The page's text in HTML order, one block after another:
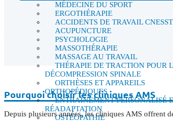
MÉDECINE DU SPORT
ERGOTHÉRAPIE
ACCIDENTS DE TRAVAIL CNESST
ACUPUNCTURE
PSYCHOLOGIE
MASSOTHÉRAPIE
MASSAGE AU TRAVAIL
THÉRAPIE DE TRACTION POUR
DÉCOMPRESSION SPINALE
ORTHÈSES ET APPAREILS
ORTHOPÉDIQUES
ENTRAÎNEMENT PERSONALISÉ
RÉADAPTATION
OSTÉOPATHIE
Pourquoi choisir les cliniques AMS
Depuis plusieurs années, les cliniques AMS offrent